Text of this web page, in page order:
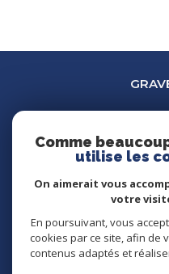
30
NOUS
Comme
utilise les
On aimerait vous
votre
En poursuivant, vous
cookies par ce site, afin de
contenus adaptés et